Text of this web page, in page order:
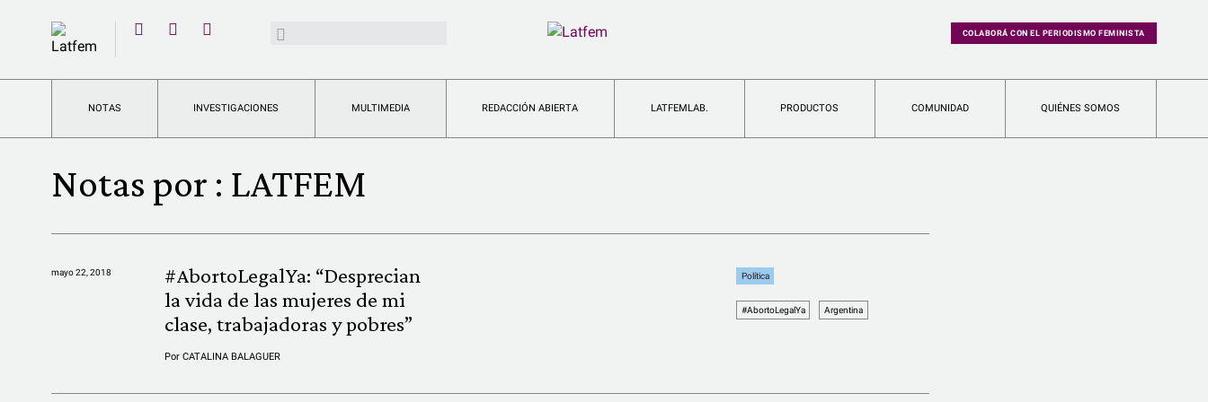
YouTubeBuscar: COLABORÁ CON EL PERIODISMO FEMINISTA
NOTAS INVESTIGACIONES MULTIMEDIA REDACCIÓN ABIERTA LATFEMLAB. PRODUCTOS COMUNIDAD QUIÉNES SOMOS
Notas por : LATFEM
mayo 22, 2018
#AbortoLegalYa: “Desprecian
la vida de las mujeres de mi
clase, trabajadoras y pobres”
PorCATALINA BALAGUER
Política
#AbortoLegalYa Argentina